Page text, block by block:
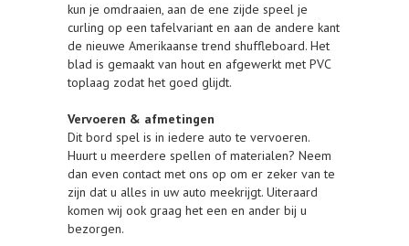
kun je omdraaien, aan de ene zijde speel je
curling op een tafelvariant en aan de andere kant
de nieuwe Amerikaanse trend shuffleboard. Het
blad is gemaakt van hout en afgewerkt met PVC
toplaag zodat het goed glijdt.
Vervoeren & afmetingen
Dit bord spel is in iedere auto te vervoeren.
Huurt u meerdere spellen of materialen? Neem
dan even contact met ons op om er zeker van te
zijn dat u alles in uw auto meekrijgt. Uiteraard
komen wij ook graag het een en ander bij u
bezorgen.